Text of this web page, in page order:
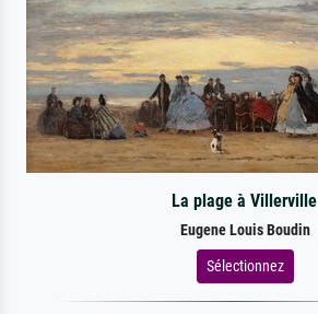
La plage à Villerville
Eugene Louis Boudin
Sélectionnez